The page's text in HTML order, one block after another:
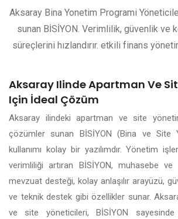
Aksaray Bina Yonetim Programi
sunan BİSİYON. Verimlilik, güvenlik ve
süreçlerini hızlandırır. etkili finans
Aksaray Ilinde Apartman Ve
Için İdeal Çözüm
Aksaray ilindeki apartman ve site
çözümler sunan BİSİYON (Bina ve Site
kullanımı kolay bir yazılımdır. Yönetim
verimliliği artıran BİSİYON, muhasebe
mevzuat desteği, kolay anlaşılır arayüzü,
ve teknik destek gibi özellikler sunar.
ve site yöneticileri, BİSİYON